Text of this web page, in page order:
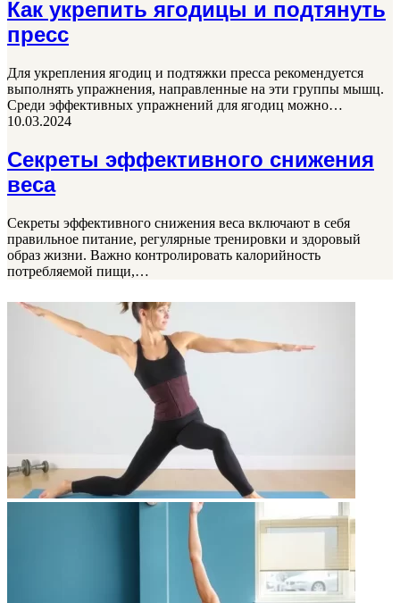
Как укрепить ягодицы и подтянуть
пресс
Для укрепления ягодиц и подтяжки пресса рекомендуется
выполнять упражнения, направленные на эти группы мышц.
Среди эффективных упражнений для ягодиц можно…
10.03.2024
Секреты эффективного снижения
веса
Секреты эффективного снижения веса включают в себя
правильное питание, регулярные тренировки и здоровый
образ жизни. Важно контролировать калорийность
потребляемой пищи,…